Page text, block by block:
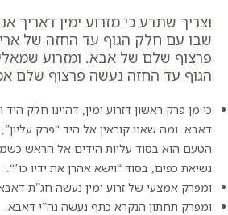
וצריך שתדע כי מזרוע ימין דאריך
שבו עם חלק הגוף עד החזה של
פרצוף שלם של אבא. ומזרוע
הגוף עד החזה נעשה פרצוף שלם
כי מן פרק ראשון דזרוע ימין, דהיינו חלק
דאבא. ומה שאנו קוראין אל היד “פרק
הטעם הוא בסוד עליות הידים אל הראש
נשיאת כפים, בסוד “וישא אהרן את ידיו כו’“.
ומפרק אמצעי של זרוע ימין נעשה חג”ת
ומפרק תחתון הנקרא כתף נעשה נה”י דאבא.